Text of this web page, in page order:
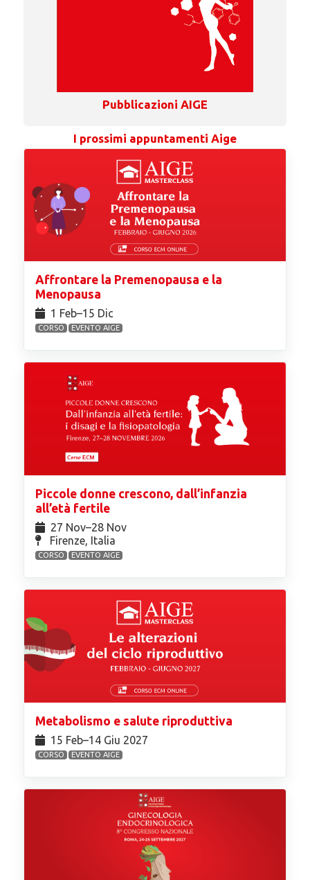
Pubblicazioni AIGE
I prossimi appuntamenti Aige
Affrontare la Premenopausa e la
Menopausa
1 Feb⁠–15 Dic
CORSO EVENTO AIGE
Piccole donne crescono, dall’infanzia
all’età fertile
27 Nov⁠–28 Nov
Firenze, Italia
CORSO EVENTO AIGE
Metabolismo e salute riproduttiva
15 Feb⁠–14 Giu 2027
CORSO EVENTO AIGE